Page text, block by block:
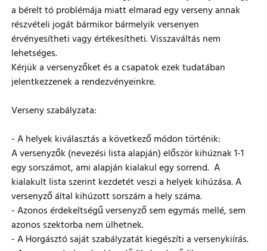
a bérelt tó problémája miatt elmarad egy verseny annak
részvételi jogát bármikor bármelyik versenyen
érvényesítheti vagy értékesítheti. Visszaváltás nem
lehetséges.
Kérjük a versenyzőket és a csapatok ezek tudatában
jelentkezzenek a rendezvényeinkre.
Verseny szabályzata:
- A helyek kiválasztás a következő módon történik:
A versenyzők (nevezési lista alapján) először kihúznak 1-1
egy sorszámot, ami alapján kialakul egy sorrend. A
kialakult lista szerint kezdetét veszi a helyek kihúzása. A
versenyző által kihúzott sorszám a hely száma.
- Azonos érdekeltségű versenyző sem egymás mellé, sem
azonos szektorba nem ülhetnek.
- A Horgásztó saját szabályzatát kiegészíti a versenykiírás.